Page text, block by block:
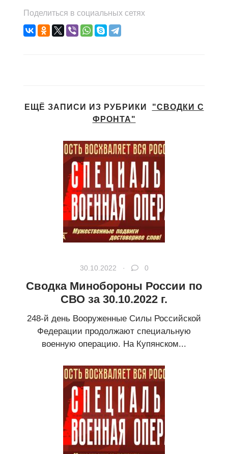
Поделиться в социальных сетях
ЕЩЁ ЗАПИСИ ИЗ РУБРИКИ "СВОДКИ С
ФРОНТА"
30.10.2022 · 0
Сводка Минобороны России по
СВО за 30.10.2022 г.
248-й день Вооруженные Силы Российской
Федерации продолжают специальную
военную операцию. На Купянском...